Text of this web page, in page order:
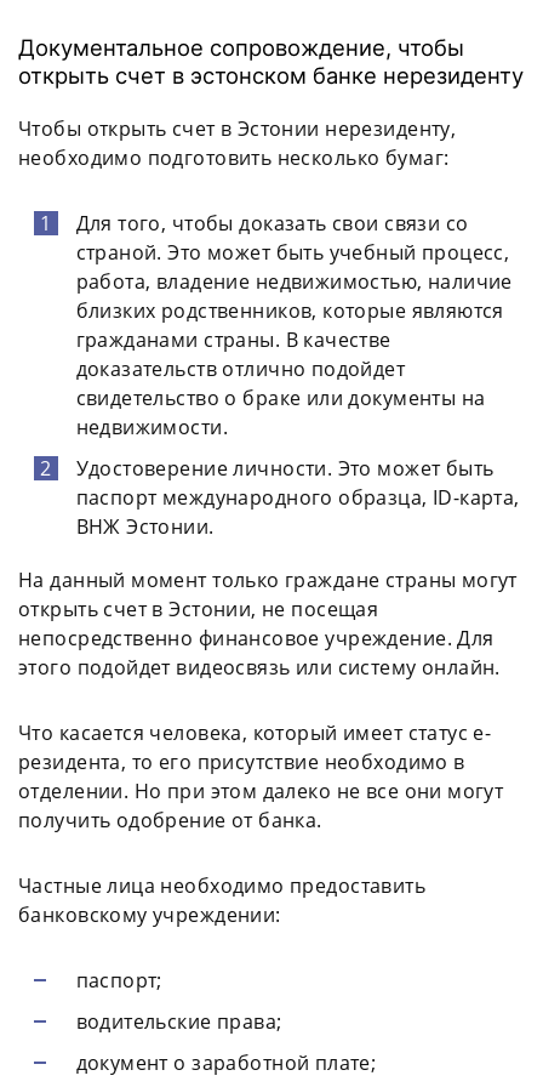
Документальное сопровождение, чтобы
открыть счет в эстонском банке нерезиденту
Чтобы открыть счет в Эстонии нерезиденту,
необходимо подготовить несколько бумаг:
Для того, чтобы доказать свои связи со
страной. Это может быть учебный процесс,
работа, владение недвижимостью, наличие
близких родственников, которые являются
гражданами страны. В качестве
доказательств отлично подойдет
свидетельство о браке или документы на
недвижимости.
Удостоверение личности. Это может быть
паспорт международного образца, ID-карта,
ВНЖ Эстонии.
На данный момент только граждане страны могут
открыть счет в Эстонии, не посещая
непосредственно финансовое учреждение. Для
этого подойдет видеосвязь или систему онлайн.
Что касается человека, который имеет статус е-
резидента, то его присутствие необходимо в
отделении. Но при этом далеко не все они могут
получить одобрение от банка.
Частные лица необходимо предоставить
банковскому учреждении:
паспорт;
водительские права;
документ о заработной плате;